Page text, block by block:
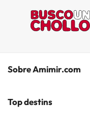
Sobre Amimir.com
¿Qui som?
Top destins